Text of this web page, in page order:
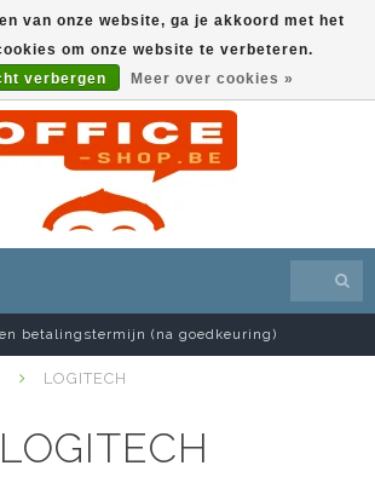
betalingstermijn (na goedkeuring)
LOGITECH
LOGITECH
van onze website, ga je akkoord met het
om onze website te verbeteren.
verbergen
Meer over cookies »